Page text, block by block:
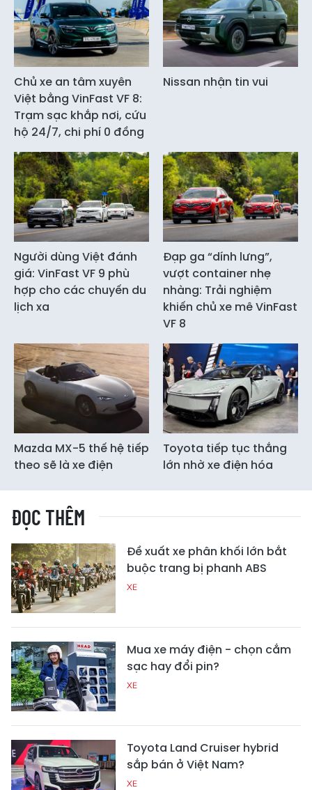
Chủ xe an tâm xuyên
Việt bằng VinFast VF 8:
Trạm sạc khắp nơi, cứu
hộ 24/7, chi phí 0 đồng
Nissan nhận tin vui
Người dùng Việt đánh
giá: VinFast VF 9 phù
hợp cho các chuyến du
lịch xa
Đạp ga “dính lưng”,
vượt container nhẹ
nhàng: Trải nghiệm
khiến chủ xe mê VinFast
VF 8
Mazda MX-5 thế hệ tiếp
theo sẽ là xe điện
Toyota tiếp tục thắng
lớn nhờ xe điện hóa
ĐỌC THÊM
Đề xuất xe phân khối lớn bắt
buộc trang bị phanh ABS
XE
Mua xe máy điện - chọn cắm
sạc hay đổi pin?
XE
Toyota Land Cruiser hybrid
sắp bán ở Việt Nam?
XE